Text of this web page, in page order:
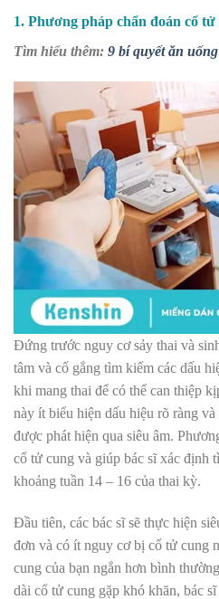
1. Phương pháp chẩn đoán cổ
Tìm hiểu thêm: 9 bí quyết ăn
Đứng trước nguy cơ sảy thai và
tâm và cố gắng tìm kiếm các dấu
khi mang thai để có thể can thiệp
này ít biểu hiện dấu hiệu rõ ràng
được phát hiện qua siêu âm.
cổ tử cung và giúp bác sĩ xác định
khoảng tuần 14 – 16 của thai kỳ.
Đầu tiên, các bác sĩ sẽ thực hiện
đơn và có ít nguy cơ bị cổ tử cung
cung của bạn ngắn hơn bình
dài cổ tử cung gặp khó khăn, bác